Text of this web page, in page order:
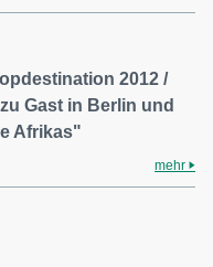
2012 /
Gast in Berlin und
Afrikas"
mehr